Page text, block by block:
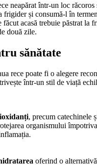
neapărat într-un loc răcoros
frigider și consumă-l în
acasă trebuie păstrat la
două zile.
sănătate
rece poate fi o alegere
într-un stil de viață
, precum catechinele
organismului
oferind o